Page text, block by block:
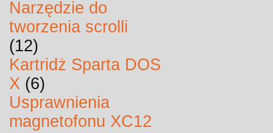
Narzędzie do
tworzenia scrolli
(12)
Kartridż Sparta DOS
X (6)
Usprawnienia
magnetofonu XC12